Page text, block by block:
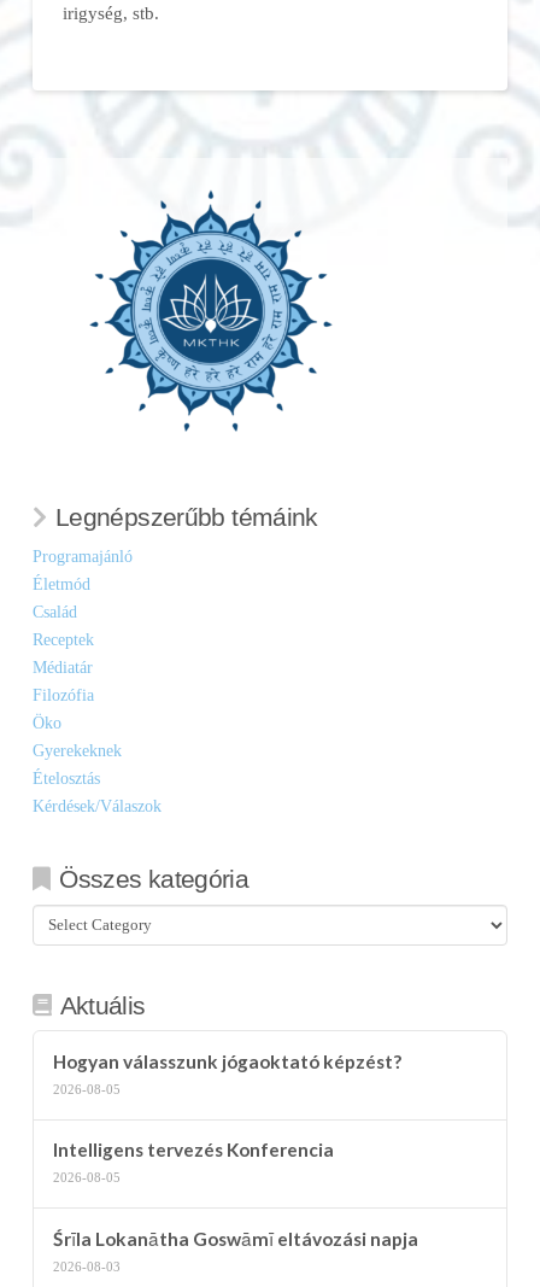
irigység, stb.
Legnépszerűbb témáink
Programajánló
Életmód
Család
Receptek
Médiatár
Filozófia
Öko
Gyerekeknek
Ételosztás
Kérdések/Válaszok
Összes kategória
Összes
kategória
Aktuális
Hogyan válasszunk jógaoktató képzést?
2026-08-05
Intelligens tervezés Konferencia
2026-08-05
Śrīla Lokanātha Goswāmī eltávozási napja
2026-08-03